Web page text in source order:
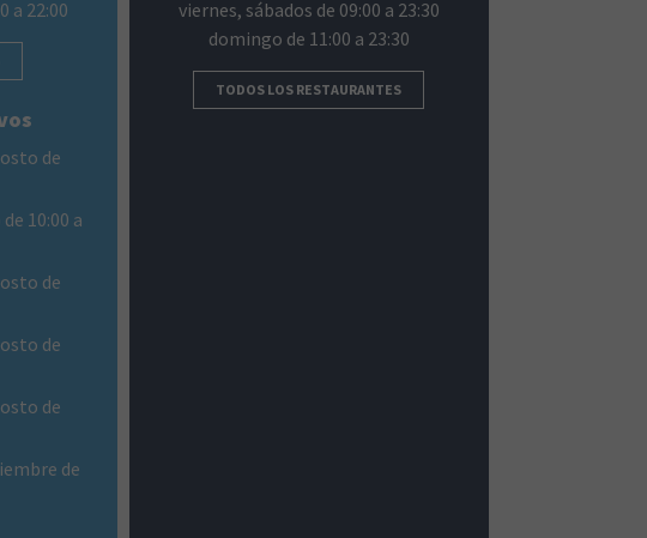
a 22:00
de
10:00 a
de
de
de
de
viernes, sábados de 09:00 a 23:30
domingo de 11:00 a 23:30
TODOS LOS RESTAURANTES